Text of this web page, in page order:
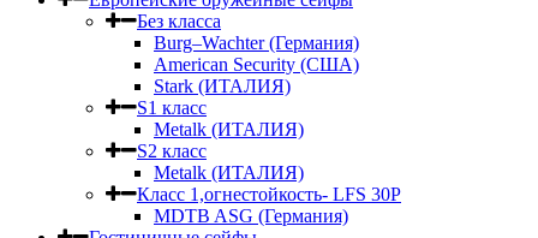
Без класса
Burg–Wachter (Германия)
American Security (США)
Stark (ИТАЛИЯ)
S1 класс
Metalk (ИТАЛИЯ)
S2 класс
Metalk (ИТАЛИЯ)
Класс 1,огнестойкость- LFS 30P
MDTB ASG (Германия)